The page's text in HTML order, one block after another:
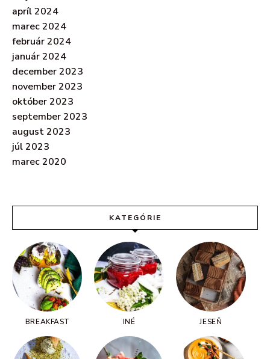
apríl 2024
marec 2024
február 2024
január 2024
december 2023
november 2023
október 2023
september 2023
august 2023
júl 2023
marec 2020
KATEGÓRIE
BREAKFAST INÉ JESEŇ